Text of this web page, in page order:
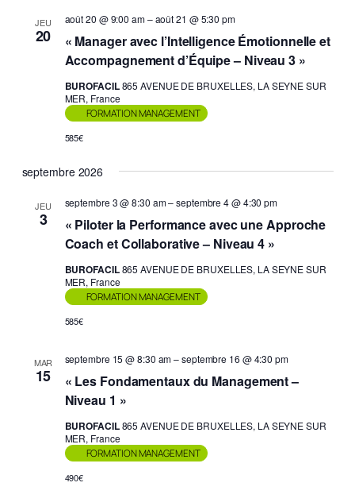
JEU
20
« Manager avec l’Intelligence Émotionnelle et
Accompagnement d’Équipe – Niveau 3 »
août 20 @ 9:00 am–août 21 @ 5:30 pm
BUROFACIL865 AVENUE DE BRUXELLES, LA SEYNE SUR
MER, France
FORMATION MANAGEMENT
585€
septembre 2026
JEU
3
« Piloter la Performance avec une Approche
Coach et Collaborative – Niveau 4 »
septembre 3 @ 8:30 am–septembre 4 @ 4:30 pm
BUROFACIL865 AVENUE DE BRUXELLES, LA SEYNE SUR
MER, France
FORMATION MANAGEMENT
585€
MAR
15
« Les Fondamentaux du Management –
Niveau 1 »
septembre 15 @ 8:30 am–septembre 16 @ 4:30 pm
BUROFACIL865 AVENUE DE BRUXELLES, LA SEYNE SUR
MER, France
FORMATION MANAGEMENT
490€